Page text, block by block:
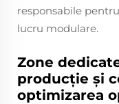
responsabile
lucru modulare.
Zone
producție și
optimizarea